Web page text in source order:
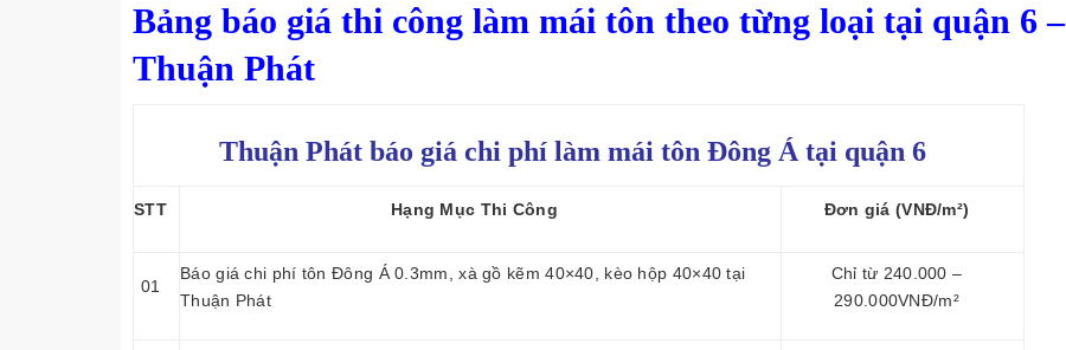
Bảng báo giá thi công làm mái tôn theo từng loại tại quận 6 –
Thuận Phát
Thuận Phát báo giá chi phí làm mái tôn Đông Á tại quận 6
STT Hạng Mục Thi Công Đơn giá (VNĐ/m²)
01
Báo giá chi phí tôn Đông Á 0.3mm, xà gồ kẽm 40×40, kèo hộp 40×40 tại
Thuận Phát
Chỉ từ 240.000 –
290.000VNĐ/m²